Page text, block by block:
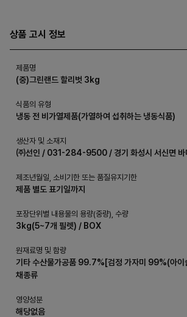
상품 고시 정보
제품명
(중)그린랜드 할리벗 3kg
식품의 유형
냉동 전 비가열제품(가열하여 섭취하는 냉동식품)
생산자 및 소재지
㈜선인 / 031-284-9500 / 경기 화성시 서신면
제조년월일, 소비기한 또는 품질유지기한
제품 별도 표기일까지
포장단위별 내용물의 용량(중량), 수량
3kg(5~7개 필렛) / BOX
원재료명 및 함량
기타 수산물가공품 99.7%[검정 가자미 99%(아이
채종류
영양성분
해당없음